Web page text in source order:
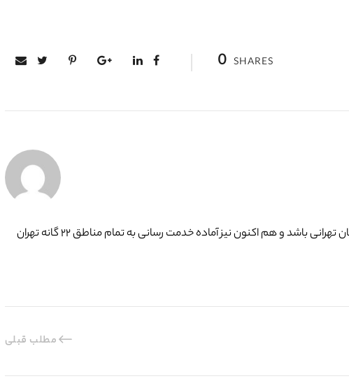
0 SHARES
گروه فنی تعمیرات تاسیسات ما با به‌ کارگیری تکنسین های حرفه ای و سرویس کاران با تجربه ، افتخار دارد بیش از ۱۵ سال در کنار شما همشهریان تهرانی باشد و هم اکنون نیز آماده خدمت رسانی به تمام مناطق ۲۲ گانه تهران
مطلب قبلی